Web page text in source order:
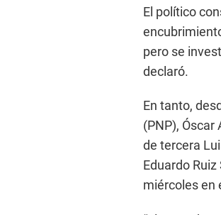
El político
pero se
declaró.
En tanto,
(PNP),
de tercera
Eduardo
miércoles en